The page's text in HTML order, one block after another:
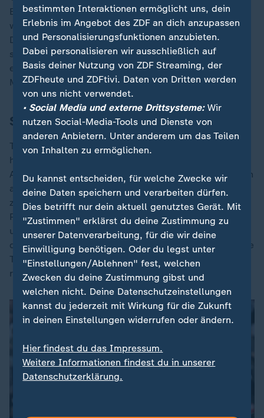
Elye Wahi einen zweiten Angreifer einwechselte. Auch
weil die Wintertransfers noch nicht gezündet haben.
Der für 20 Millionen Euro geholte Wahi wirkte bei
seinem Kurzeinsatz erneut wie ein Fremdkörper, der
ebenfalls als Ersatz für Omar Marmoush verpflichtete
Michy Batshuayi blieb ganz auf der Bank.
Sonntag geht es zum FC Augsburg
Toppmöllers Ensemble mangelte es in einer
hektischen, aber nie hochklassigen
Auseinandersetzung neben der Durchschlagskraft auch
an Kreativität, um mindestens mal in die Verlängerung
zu kommen. Der angezählte Tottenham-Coach Ange
Postecoglou ("es war ein hartes Stück Arbeit") wirkte
unendlich erleichtert. In beträchtlicher Lautstärke
drehten seine Stars die Musikbox auf, während Kollege
Toppmöller bereits versuchte, den Blick nach vorne zu
richten.
bestimmten Interaktionen ermöglicht uns, dein
Erlebnis im Angebot des ZDF an dich anzupassen
und Personalisierungsfunktionen anzubieten.
Dabei personalisieren wir ausschließlich auf
Basis deiner Nutzung von ZDF Streaming, der
ZDFheute und ZDFtivi. Daten von Dritten werden
von uns nicht verwendet.
• Social Media und externe Drittsysteme:Wir
nutzen Social-Media-Tools und Dienste von
anderen Anbietern. Unter anderem um das Teilen
von Inhalten zu ermöglichen.
Du kannst entscheiden, für welche Zwecke wir
deine Daten speichern und verarbeiten dürfen.
Dies betrifft nur dein aktuell genutztes Gerät. Mit
"Zustimmen" erklärst du deine Zustimmung zu
unserer Datenverarbeitung, für die wir deine
Einwilligung benötigen. Oder du legst unter
"Einstellungen/Ablehnen" fest, welchen
Zwecken du deine Zustimmung gibst und
welchen nicht. Deine Datenschutzeinstellungen
kannst du jederzeit mit Wirkung für die Zukunft
in deinen Einstellungen widerrufen oder ändern.
Hier findest du das Impressum.
Weitere Informationen findest du in unserer
Datenschutzerklärung.